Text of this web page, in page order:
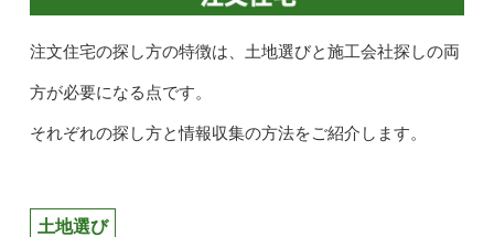
注文住宅の探し方の特徴は、土地選びと施工会社探しの両
方が必要になる点です。
それぞれの探し方と情報収集の方法をご紹介します。
土地選び